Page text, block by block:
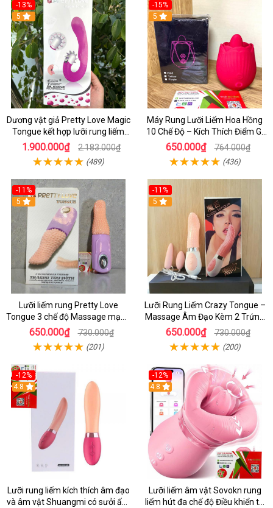
-13%
5
Dương vật giả Pretty Love Magic
Tongue kết hợp lưỡi rung liếm
âm vật
1.900.000₫ 2.183.000₫
(489)
-15%
5
Máy Rung Lưỡi Liếm Hoa Hồng
10 Chế Độ – Kích Thích Điểm G,
Cực Khoái Mạnh Mẽ
650.000₫ 764.000₫
(436)
-11%
5
Lưỡi liếm rung Pretty Love
Tongue 3 chế độ Massage mạnh
mẽ - dochoijapan.com
650.000₫ 730.000₫
(201)
-11%
5
Lưỡi Rung Liếm Crazy Tongue –
Massage Âm Đạo Kèm 2 Trứng
Rung Siêu Kích Thích
650.000₫ 730.000₫
(200)
-12%
4.8
Lưỡi rung liếm kích thích âm đạo
và âm vật Shuangmi có sưởi ấm
-12%
4.8
Lưỡi liếm âm vật Sovokn rung
liếm hút đa chế độ Điều khiển từ